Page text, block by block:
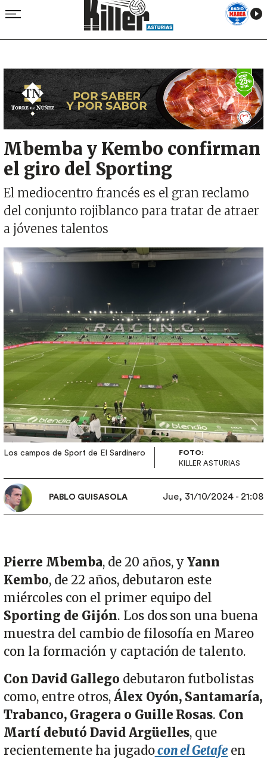
Image
Mbemba y Kembo confirman
el giro del Sporting
El mediocentro francés es el gran reclamo
del conjunto rojiblanco para tratar de atraer
a jóvenes talentos
Imagen
Los campos de Sport de El Sardinero
FOTO:
KILLER ASTURIAS
PABLO GUISASOLA Jue, 31/10/2024 - 21:08
Pierre Mbemba, de 20 años, yYann
Kembo, de 22 años, debutaron este
miércoles con el primer equipo del
Sporting de Gijón. Los dos son una buena
muestra del cambio de filosofía en Mareo
con la formación y captación de talento.
Con David Gallego debutaron futbolistas
como, entre otros,Álex Oyón, Santamaría,
Trabanco, Gragera o Guille Rosas. Con
Martí debutó David Argüelles, que
recientemente ha jugadocon el Getafe en